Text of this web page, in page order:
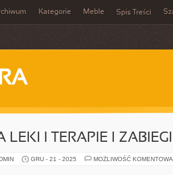
Kategorie Meble Spis Treści
LEKI I TERAPIE I
GRU - 21 - 2025 MOŻLIWOŚĆ